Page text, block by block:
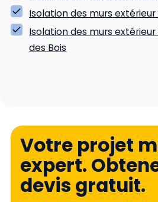
Isolation des murs
Isolation des murs
des Bois
Votre projet
expert.
devis gratuit.